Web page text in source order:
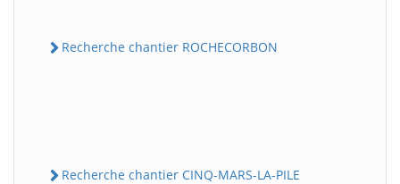
Recherche chantier ROCHECORBON
Recherche chantier CINQ-MARS-LA-PILE